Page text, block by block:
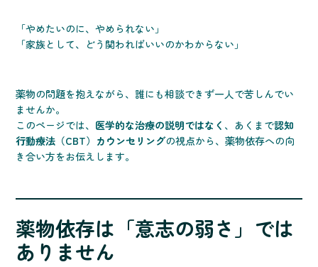
「やめたいのに、やめられない」
「家族として、どう関わればいいのかわからない」
薬物の問題を抱えながら、誰にも相談できず一人で苦しんでい
ませんか。
このページでは、 医学的な治療の説明ではなく 、あくまで認知
行動療法（CBT）カウンセリングの視点から、薬物依存への向
き合い方をお伝えします。
薬物依存は「意志の弱さ」では
ありません